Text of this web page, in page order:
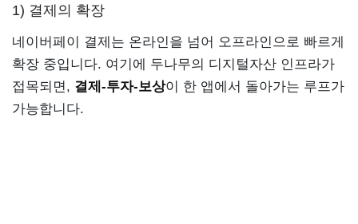
1) 결제의 확장
네이버페이 결제는 온라인을 넘어 오프라인으로 빠르게
확장 중입니다. 여기에 두나무의 디지털자산 인프라가
접목되면, 결제-투자-보상이 한 앱에서 돌아가는 루프가
가능합니다.